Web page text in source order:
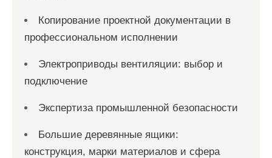
Копирование проектной документации в
профессиональном исполнении
Электроприводы вентиляции: выбор и
подключение
Экспертиза промышленной безопасности
Большие деревянные ящики:
конструкция, марки материалов и сфера